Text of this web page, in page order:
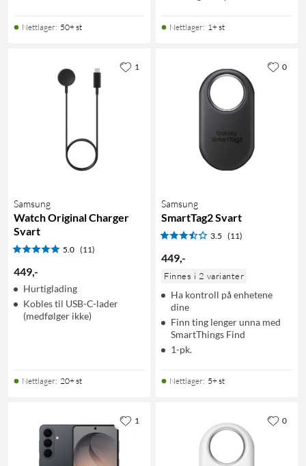
Nettlager: 50+ st Nettlager: 1+ st
Samsung
Watch Original Charger
Svart
5.0 (11)
449,-
Hurtiglading
Kobles til USB-C-lader
(medfølger ikke)
Nettlager: 20+ st
1
Samsung
SmartTag2 Svart
3.5 (11)
449,-
Finnes i 2 varianter
Ha kontroll på enhetene
dine
Finn ting lenger unna med
SmartThings Find
1-pk.
Nettlager: 5+ st
0
1 0